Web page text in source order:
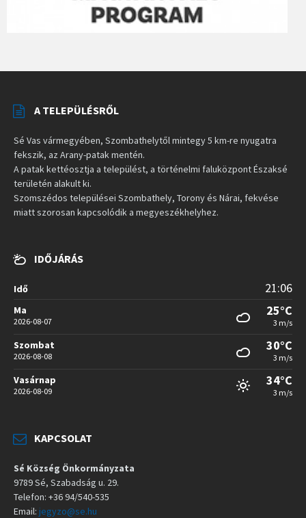
A TELEPÜLÉSRŐL
Sé Vas vármegyében, Szombathelytől mintegy 5 km-re nyugatra
fekszik, az Arany-patak mentén.
A patak kettéosztja a települést, a történelmi faluközpont Északsé
területén alakult ki.
Szomszédos települései Szombathely, Torony és Nárai, fekvése
miatt szorosan kapcsolódik a megyeszékhelyhez.
IDŐJÁRÁS
Idő 21:06
Ma
2026-08-07
25°C
3 m/s
Szombat
2026-08-08
30°C
3 m/s
Vasárnap
2026-08-09
34°C
3 m/s
KAPCSOLAT
Sé Község Önkormányzata
9789 Sé, Szabadság u. 29.
Telefon: +36 94/540-535
Email: jegyzo@se.hu